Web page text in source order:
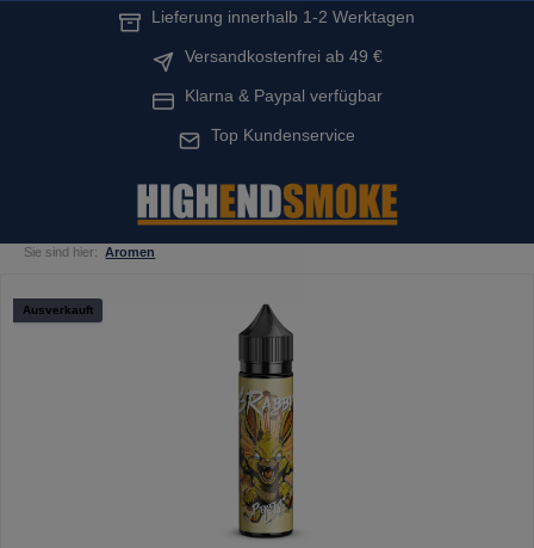
Lieferung innerhalb 1-2 Werktagen
Versandkostenfrei ab 49 €
Klarna & Paypal verfügbar
Top Kundenservice
Sie sind hier: Aromen
Bildergalerie überspringen
Ausverkauft